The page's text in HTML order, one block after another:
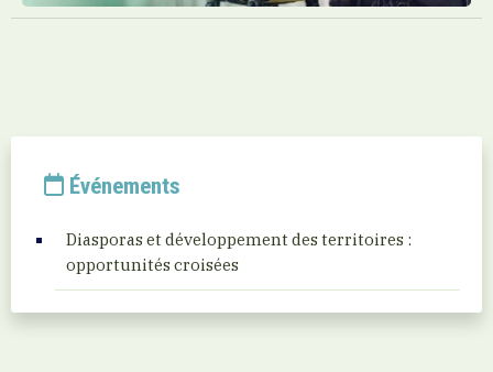
Événements
Diasporas et développement des territoires :
opportunités croisées